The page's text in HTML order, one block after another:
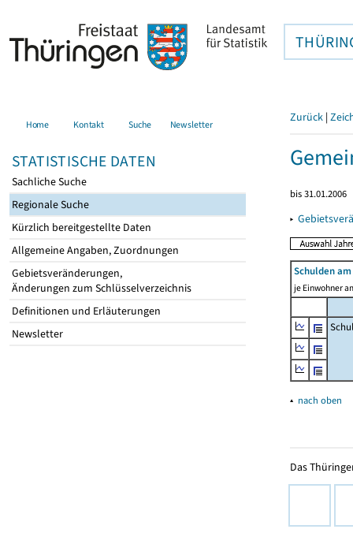
Home Kontakt Suche Newsletter
STATISTISCHE DATEN
Sachliche Suche
Regionale Suche
Kürzlich bereitgestellte Daten
Allgemeine Angaben, Zuordnungen
Gebietsveränderungen,
Änderungen zum Schlüsselverzeichnis
Definitionen und Erläuterungen
Newsletter
Zurück |
bis 31.01.2006
▸
Schulden
je Einwohner
▴ nach oben
Das